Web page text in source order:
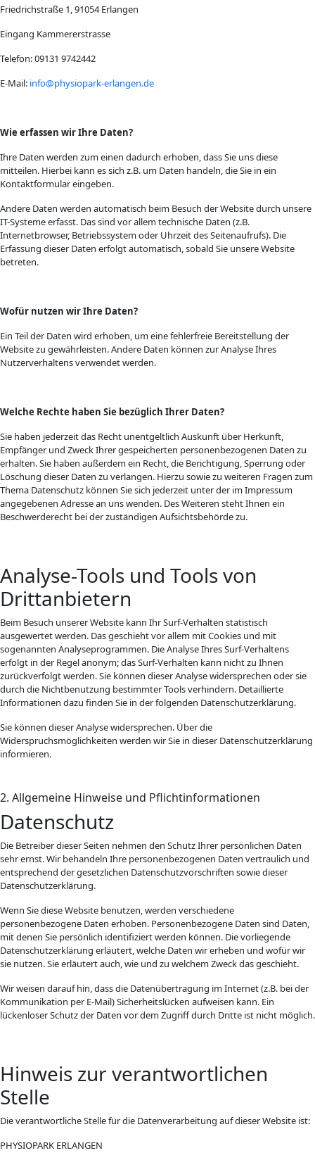
Friedrichstraße 1, 91054 Erlangen
Eingang Kammererstrasse
Telefon: 09131 9742442
E-Mail: info@physiopark-erlangen.de
Wie erfassen wir Ihre Daten?
Ihre Daten werden zum einen dadurch erhoben, dass Sie uns diese
mitteilen. Hierbei kann es sich z.B. um Daten handeln, die Sie in ein
Kontaktformular eingeben.
Andere Daten werden automatisch beim Besuch der Website durch unsere
IT-Systeme erfasst. Das sind vor allem technische Daten (z.B.
Internetbrowser, Betriebssystem oder Uhrzeit des Seitenaufrufs). Die
Erfassung dieser Daten erfolgt automatisch, sobald Sie unsere Website
betreten.
Wofür nutzen wir Ihre Daten?
Ein Teil der Daten wird erhoben, um eine fehlerfreie Bereitstellung der
Website zu gewährleisten. Andere Daten können zur Analyse Ihres
Nutzerverhaltens verwendet werden.
Welche Rechte haben Sie bezüglich Ihrer Daten?
Sie haben jederzeit das Recht unentgeltlich Auskunft über Herkunft,
Empfänger und Zweck Ihrer gespeicherten personenbezogenen Daten zu
erhalten. Sie haben außerdem ein Recht, die Berichtigung, Sperrung oder
Löschung dieser Daten zu verlangen. Hierzu sowie zu weiteren Fragen zum
Thema Datenschutz können Sie sich jederzeit unter der im Impressum
angegebenen Adresse an uns wenden. Des Weiteren steht Ihnen ein
Beschwerderecht bei der zuständigen Aufsichtsbehörde zu.
Analyse-Tools und Tools von
Drittanbietern
Beim Besuch unserer Website kann Ihr Surf-Verhalten statistisch
ausgewertet werden. Das geschieht vor allem mit Cookies und mit
sogenannten Analyseprogrammen. Die Analyse Ihres Surf-Verhaltens
erfolgt in der Regel anonym; das Surf-Verhalten kann nicht zu Ihnen
zurückverfolgt werden. Sie können dieser Analyse widersprechen oder sie
durch die Nichtbenutzung bestimmter Tools verhindern. Detaillierte
Informationen dazu finden Sie in der folgenden Datenschutzerklärung.
Sie können dieser Analyse widersprechen. Über die
Widerspruchsmöglichkeiten werden wir Sie in dieser Datenschutzerklärung
informieren.
2. Allgemeine Hinweise und Pflichtinformationen
Datenschutz
Die Betreiber dieser Seiten nehmen den Schutz Ihrer persönlichen Daten
sehr ernst. Wir behandeln Ihre personenbezogenen Daten vertraulich und
entsprechend der gesetzlichen Datenschutzvorschriften sowie dieser
Datenschutzerklärung.
Wenn Sie diese Website benutzen, werden verschiedene
personenbezogene Daten erhoben. Personenbezogene Daten sind Daten,
mit denen Sie persönlich identifiziert werden können. Die vorliegende
Datenschutzerklärung erläutert, welche Daten wir erheben und wofür wir
sie nutzen. Sie erläutert auch, wie und zu welchem Zweck das geschieht.
Wir weisen darauf hin, dass die Datenübertragung im Internet (z.B. bei der
Kommunikation per E-Mail) Sicherheitslücken aufweisen kann. Ein
lückenloser Schutz der Daten vor dem Zugriff durch Dritte ist nicht möglich.
Hinweis zur verantwortlichen
Stelle
Die verantwortliche Stelle für die Datenverarbeitung auf dieser Website ist:
PHYSIOPARK ERLANGEN